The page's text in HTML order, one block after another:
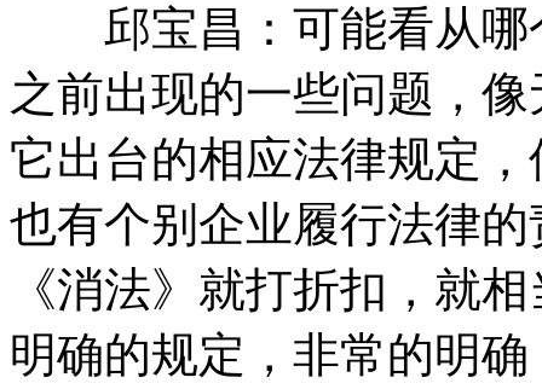
邱宝昌：可能看从哪
之前出现的一些问题，
它出台的相应法律规定
也有个别企业履行法律
《消法》就打折扣，就
明确的规定，非常的明